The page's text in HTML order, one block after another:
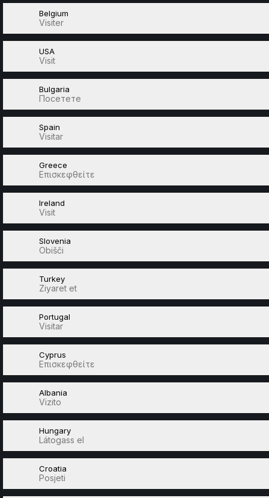
Belgium
Visiter
USA
Visit
Bulgaria
Посетете
Spain
Visitar
Greece
Επισκεφθείτε
Ireland
Visit
Slovenia
Obišči
Turkey
Ziyaret et
Portugal
Visitar
Cyprus
Επισκεφθείτε
Albania
Vizito
Hungary
Látogass el
Croatia
Posjeti